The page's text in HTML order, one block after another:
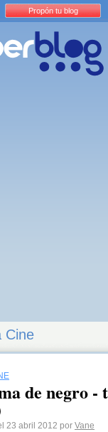
Cine
de negro -
23 abril 2012 por Vane
Propón tu blog